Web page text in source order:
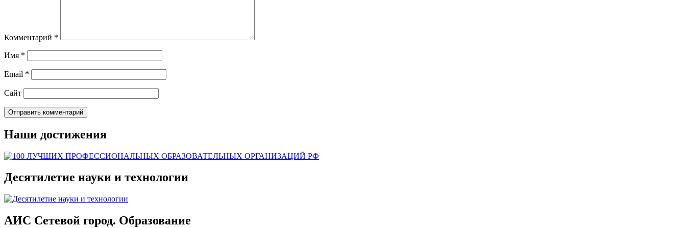
Комментарий *
Имя *
Email *
Сайт
Наши достижения
Десятилетие науки и технологии
АИС Сетевой город. Образование